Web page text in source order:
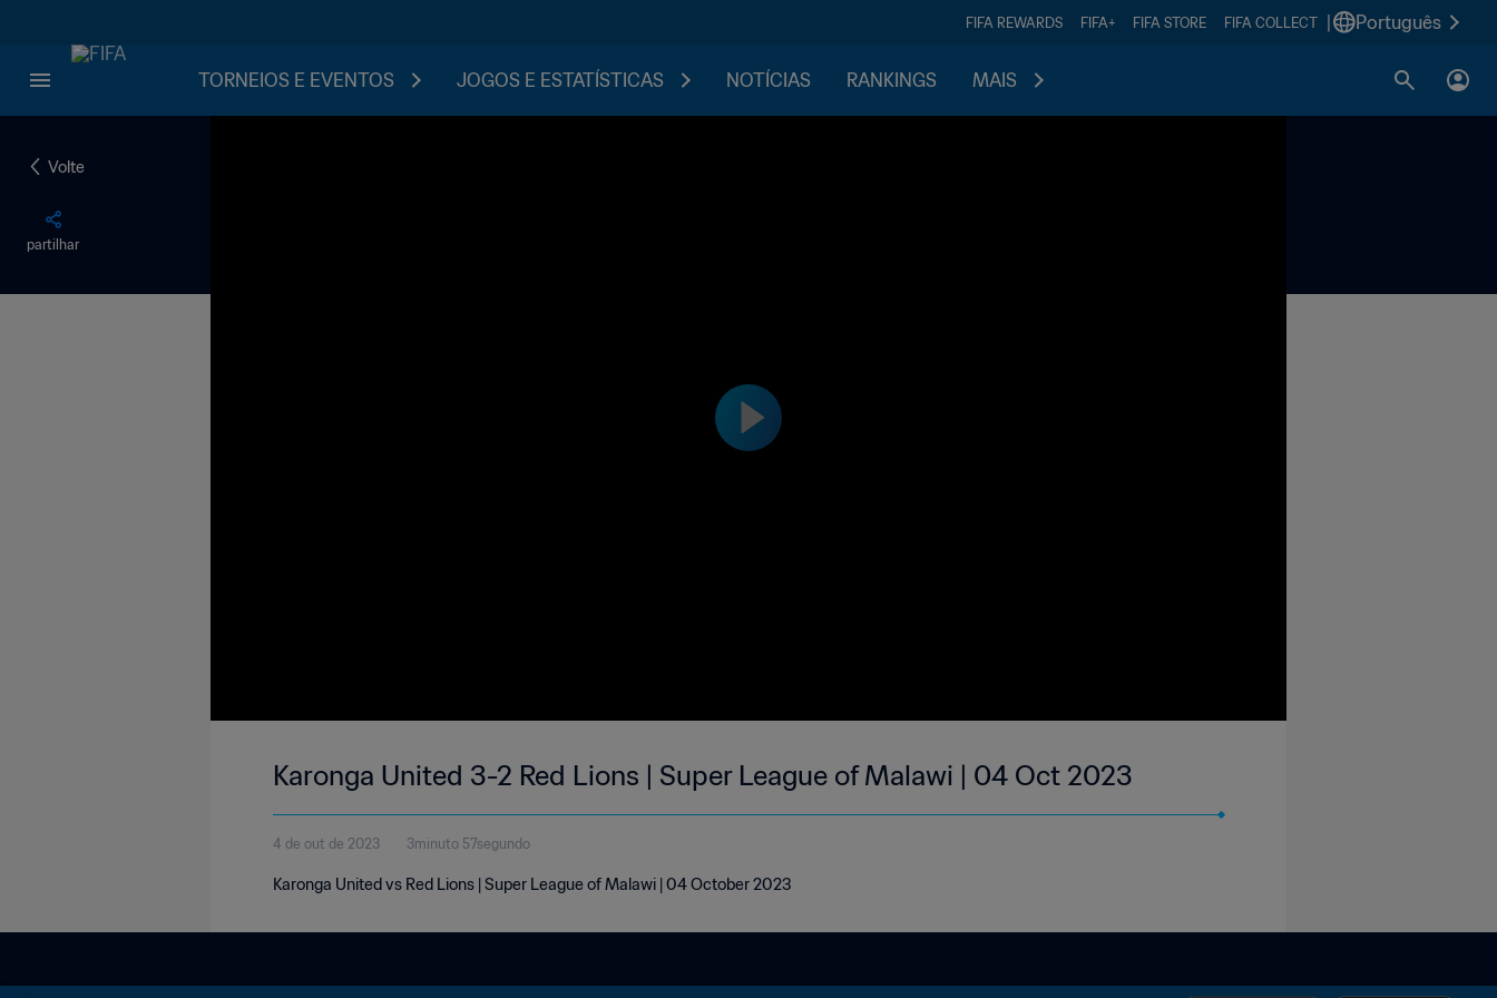
FIFA REWARDS FIFA+ FIFA STORE FIFA COLLECT Português
TORNEIOS E EVENTOS JOGOS E ESTATÍSTICAS NOTÍCIAS RANKINGS MAIS
Volte
partilhar
Karonga United 3-2 Red Lions | Super League of Malawi | 04 Oct 2023
4 de out de 2023 3minuto 57segundo
Karonga United vs Red Lions | Super League of Malawi | 04 October 2023